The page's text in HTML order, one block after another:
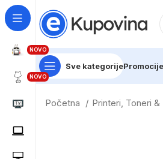
NOVO
NOVO
Sve kategorijePromocije
Početna Printeri, Toneri &